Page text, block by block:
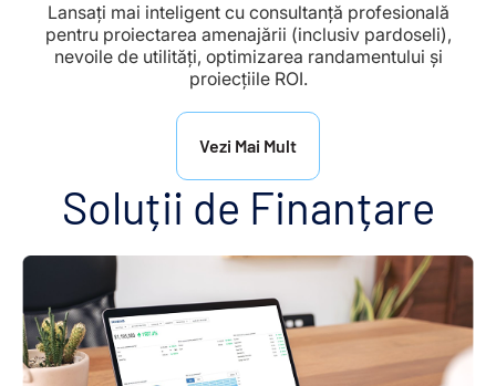
Lansați mai inteligent cu consultanță profesională
pentru proiectarea amenajării (inclusiv pardoseli),
nevoile de utilități, optimizarea randamentului și
proiecțiile ROI.
Vezi Mai Mult
Soluții de Finanțare